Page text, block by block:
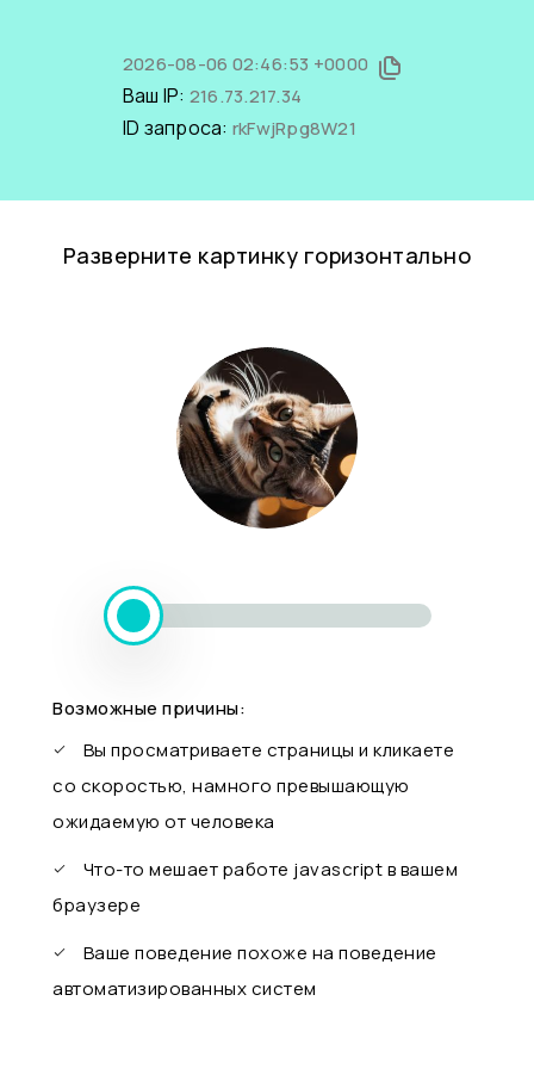
2026-08-06 02:46:53 +0000
Ваш IP: 216.73.217.34
ID запроса: rkFwjRpg8W21
Разверните картинку горизонтально
Возможные причины:
Вы просматриваете страницы и кликаете
со скоростью, намного превышающую
ожидаемую от человека
Что-то мешает работе javascript в вашем
браузере
Ваше поведение похоже на поведение
автоматизированных систем